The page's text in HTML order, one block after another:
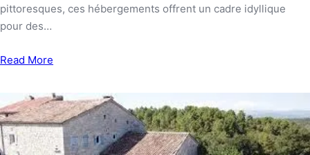
pittoresques, ces hébergements offrent un cadre idyllique
pour des…
Read More